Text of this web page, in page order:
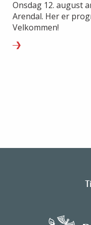
Onsdag 12. august
Arendal. Her er
Velkommen!